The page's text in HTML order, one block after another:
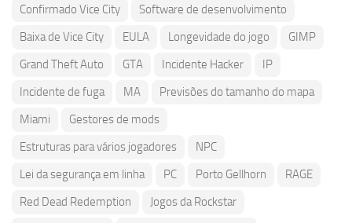
Confirmado Vice City
Software de desenvolvimento
Baixa de Vice City
EULA Longevidade do jogo
GIMP
Grand Theft Auto
GTA Incidente Hacker
IP
Incidente de fuga
MA
Previsões do tamanho do mapa
Miami
Gestores de mods
Estruturas para vários jogadores
NPC
Lei da segurança em linha
PC Porto Gellhorn
RAGE
Red Dead Redemption
Jogos da Rockstar